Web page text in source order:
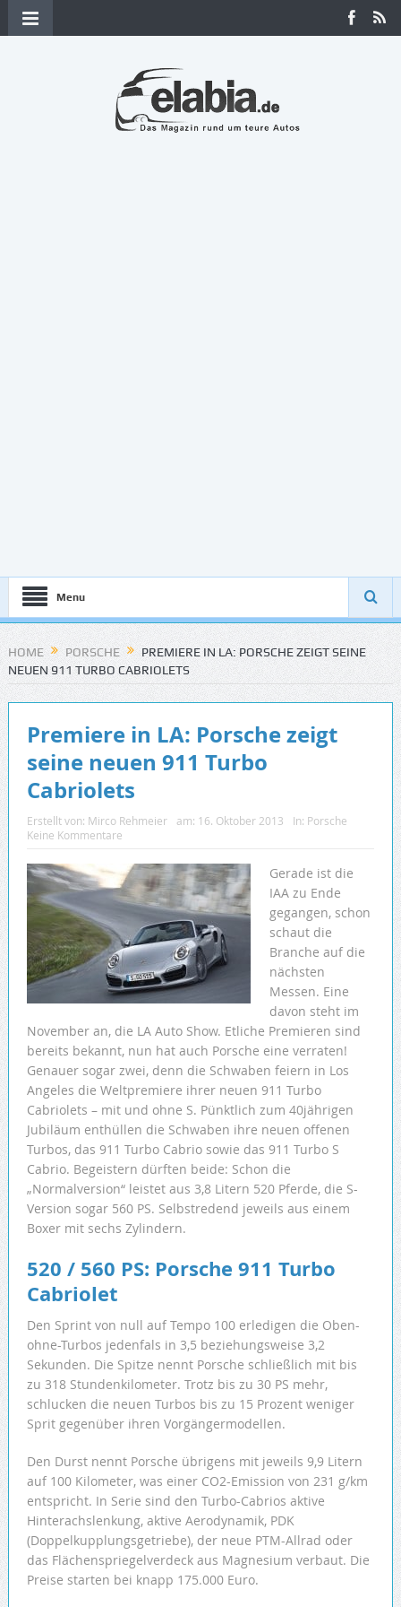
Menu
HOME PORSCHE
PREMIERE IN LA: PORSCHE ZEIGT SEINE
NEUEN 911 TURBO CABRIOLETS
Premiere in LA: Porsche zeigt
seine neuen 911 Turbo
Cabriolets
Erstellt von: Mirco Rehmeier am: 16. Oktober 2013 In: Porsche
Keine Kommentare
Gerade ist die
IAA zu Ende
gegangen, schon
schaut die
Branche auf die
nächsten
Messen. Eine
davon steht im
November an, die LA Auto Show. Etliche Premieren sind
bereits bekannt, nun hat auch Porsche eine verraten!
Genauer sogar zwei, denn die Schwaben feiern in Los
Angeles die Weltpremiere ihrer neuen 911 Turbo
Cabriolets – mit und ohne S. Pünktlich zum 40jährigen
Jubiläum enthüllen die Schwaben ihre neuen offenen
Turbos, das 911 Turbo Cabrio sowie das 911 Turbo S
Cabrio. Begeistern dürften beide: Schon die
„Normalversion“ leistet aus 3,8 Litern 520 Pferde, die S-
Version sogar 560 PS. Selbstredend jeweils aus einem
Boxer mit sechs Zylindern.
520 / 560 PS: Porsche 911 Turbo
Cabriolet
Den Sprint von null auf Tempo 100 erledigen die Oben-
ohne-Turbos jedenfals in 3,5 beziehungsweise 3,2
Sekunden. Die Spitze nennt Porsche schließlich mit bis
zu 318 Stundenkilometer. Trotz bis zu 30 PS mehr,
schlucken die neuen Turbos bis zu 15 Prozent weniger
Sprit gegenüber ihren Vorgängermodellen.
Den Durst nennt Porsche übrigens mit jeweils 9,9 Litern
auf 100 Kilometer, was einer CO2-Emission von 231 g/km
entspricht. In Serie sind den Turbo-Cabrios aktive
Hinterachslenkung, aktive Aerodynamik, PDK
(Doppelkupplungsgetriebe), der neue PTM-Allrad oder
das Flächenspriegelverdeck aus Magnesium verbaut. Die
Preise starten bei knapp 175.000 Euro.